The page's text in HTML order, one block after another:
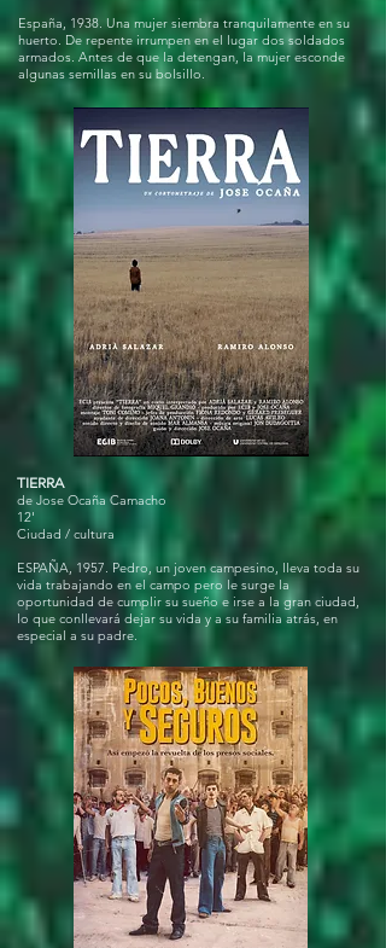
España, 1938. Una mujer siembra tranquilamente en su
huerto. De repente irrumpen en el lugar dos soldados
armados. Antes de que la detengan, la mujer esconde
algunas semillas en su bolsillo.
TIERRA
de Jose Ocaña Camacho
12'
Ciudad / cultura
ESPAÑA, 1957. Pedro, un joven campesino, lleva toda su
vida trabajando en el campo pero le surge la
oportunidad de cumplir su sueño e irse a la gran ciudad,
lo que conllevará dejar su vida y a su familia atrás, en
especial a su padre.